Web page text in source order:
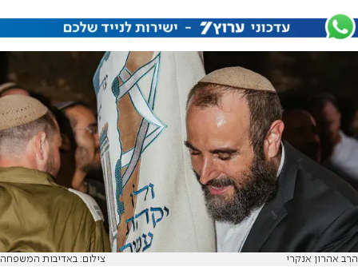
הרב אהרון אנקרי צילום: באדיבות המשפחה